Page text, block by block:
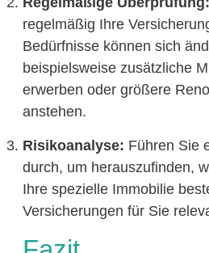
regelmäßig Ihre
Bedürfnisse können sich
beispielsweise zusätzliche
erwerben oder größere
anstehen.
Risikoanalyse: Führen Sie
durch, um herauszufinden,
Ihre spezielle Immobilie
Versicherungen für Sie